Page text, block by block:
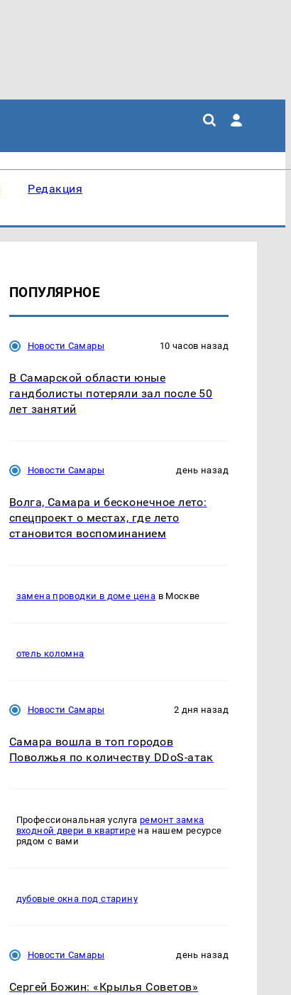
Редакция
ПОПУЛЯРНОЕ
Новости Самары 10 часов назад
В Самарской области юные
гандболисты потеряли зал после 50
лет занятий
Новости Самары день назад
Волга, Самара и бесконечное лето:
спецпроект о местах, где лето
становится воспоминанием
замена проводки в доме цена в Москве
отель коломна
Новости Самары 2 дня назад
Самара вошла в топ городов
Поволжья по количеству DDoS-атак
Профессиональная услуга ремонт замка
входной двери в квартирена нашем ресурсе
рядом с вами
дубовые окна под старину
Новости Самары день назад
Сергей Божин: «Крылья Советов»